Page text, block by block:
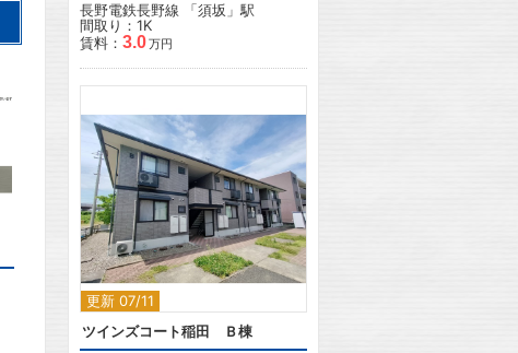
長野電鉄長野線 「須坂 」駅
間取り：1K
賃料： 3.0万円
更新 07/11
2
ツインズコート稲田 Ｂ棟